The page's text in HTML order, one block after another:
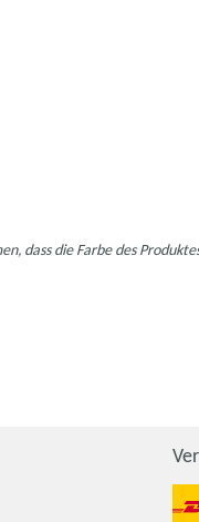
dass die Farbe des